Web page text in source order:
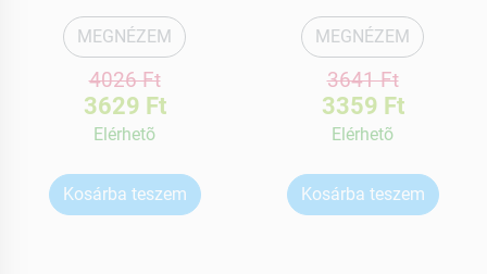
MEGNÉZEM
4026 Ft
3629 Ft
Elérhetõ
Kosárba teszem
MEGNÉZEM
3641 Ft
3359 Ft
Elérhetõ
Kosárba teszem